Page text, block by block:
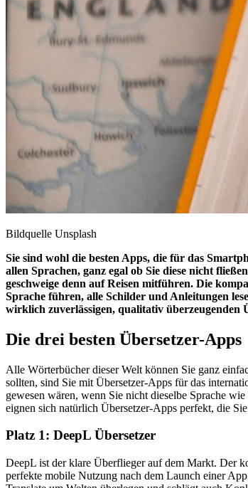
Bildquelle Unsplash
Sie sind wohl die besten Apps, die für das
allen Sprachen, ganz egal ob Sie diese nicht
geschweige denn auf Reisen mitführen. Die
Sprache führen, alle Schilder und Anleitungen
wirklich zuverlässigen, qualitativ überzeugenden
Die drei besten Übersetzer-Apps
Alle Wörterbücher dieser Welt können Sie ganz
sollten, sind Sie mit Übersetzer-Apps für das
gewesen wären, wenn Sie nicht dieselbe Sprache
eignen sich natürlich Übersetzer-Apps perfekt, die
Platz 1: DeepL Übersetzer
DeepL ist der klare Überflieger auf dem Markt. Der
perfekte mobile Nutzung nach dem Launch einer